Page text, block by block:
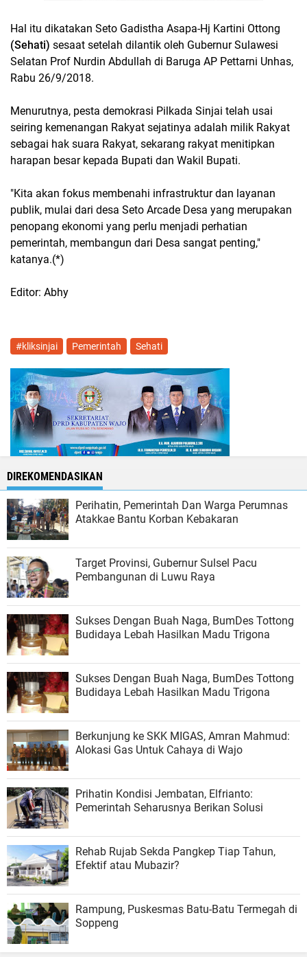
Hal itu dikatakan Seto Gadistha Asapa-Hj Kartini Ottong
(Sehati) sesaat setelah dilantik oleh Gubernur Sulawesi
Selatan Prof Nurdin Abdullah di Baruga AP Pettarni Unhas,
Rabu 26/9/2018.
Menurutnya, pesta demokrasi Pilkada Sinjai telah usai
seiring kemenangan Rakyat sejatinya adalah milik Rakyat
sebagai hak suara Rakyat, sekarang rakyat menitipkan
harapan besar kepada Bupati dan Wakil Bupati.
"Kita akan fokus membenahi infrastruktur dan layanan
publik, mulai dari desa Seto Arcade Desa yang merupakan
penopang ekonomi yang perlu menjadi perhatian
pemerintah, membangun dari Desa sangat penting,"
katanya.(*)
Editor: Abhy
#kliksinjai Pemerintah Sehati
DIREKOMENDASIKAN
Perihatin, Pemerintah Dan Warga Perumnas
Atakkae Bantu Korban Kebakaran
Target Provinsi, Gubernur Sulsel Pacu
Pembangunan di Luwu Raya
Sukses Dengan Buah Naga, BumDes Tottong
Budidaya Lebah Hasilkan Madu Trigona
Sukses Dengan Buah Naga, BumDes Tottong
Budidaya Lebah Hasilkan Madu Trigona
Berkunjung ke SKK MIGAS, Amran Mahmud:
Alokasi Gas Untuk Cahaya di Wajo
Prihatin Kondisi Jembatan, Elfrianto:
Pemerintah Seharusnya Berikan Solusi
Rehab Rujab Sekda Pangkep Tiap Tahun,
Efektif atau Mubazir?
Rampung, Puskesmas Batu-Batu Termegah di
Soppeng